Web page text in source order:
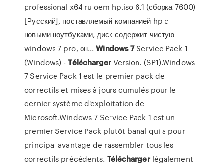
professional x64 ru oem hp.iso 6.1 (сборка 7600)
[Русский], поставляемый компанией hp с
новыми ноутбуками, диск содержит чистую
windows 7 pro, он...Windows7Service Pack 1
(Windows) -Télécharger Version. (SP1).Windows
7 Service Pack 1 est le premier pack de
correctifs et mises à jours cumulés pour le
dernier système d'exploitation de
Microsoft.Windows 7 Service Pack 1 est un
premier Service Pack plutôt banal qui a pour
principal avantage de rassembler tous les
correctifs précédents. Téléchargerlégalement